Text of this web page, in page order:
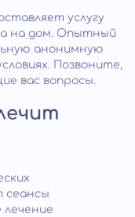
услугу
на дом. Опытный
анонимную
Позвоните,
вас вопросы.
сеансы